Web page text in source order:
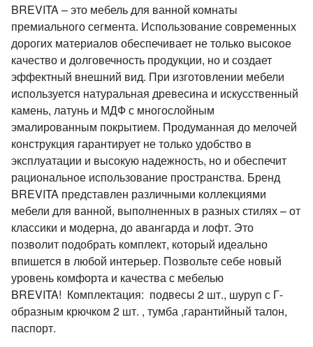
BREVITA – это мебель для ванной комнаты
премиального сегмента. Использование современных
дорогих материалов обеспечивает не только высокое
качество и долговечность продукции, но и создает
эффектный внешний вид. При изготовлении мебели
используется натуральная древесина и искусственный
камень, латунь и МДФ с многослойным
эмалированным покрытием. Продуманная до мелочей
конструкция гарантирует не только удобство в
эксплуатации и высокую надежность, но и обеспечит
рациональное использование пространства. Бренд
BREVITA представлен различными коллекциями
мебели для ванной, выполненных в разных стилях – от
классики и модерна, до авангарда и лофт. Это
позволит подобрать комплект, который идеально
впишется в любой интерьер. Позвольте себе новый
уровень комфорта и качества с мебелью
BREVITA! Комплектация: подвесы 2 шт., шуруп с Г-
образным крючком 2 шт. , тумба ,гарантийный талон,
паспорт.